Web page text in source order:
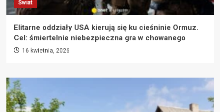
Świat
Elitarne oddziały USA kierują się ku cieśninie Ormuz.
Cel: śmiertelnie niebezpieczna gra w chowanego
16 kwietnia, 2026